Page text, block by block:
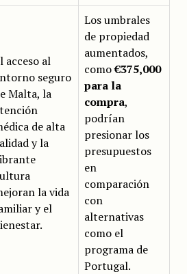
acceso al
seguro
Malta, la
de alta
y la
la vida
y el
Los umbrales
de propiedad
aumentados,
como€375,000
para la
compra,
podrían
presionar los
presupuestos
en
comparación
con
alternativas
como el
programa de
Portugal.